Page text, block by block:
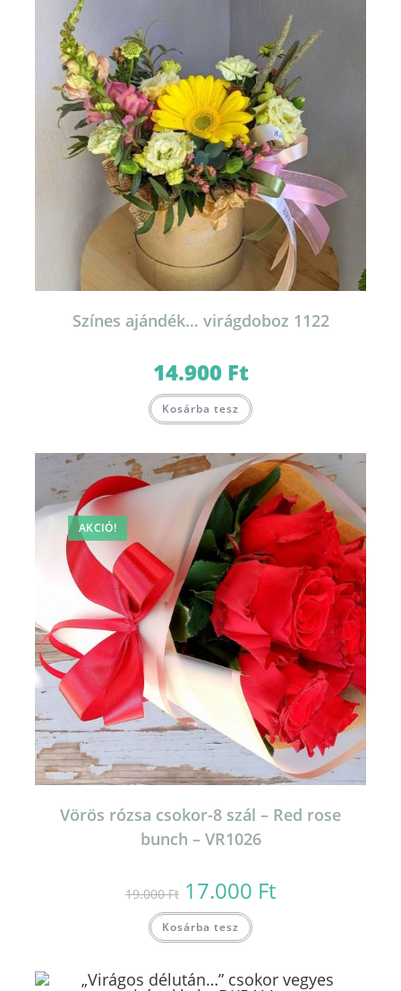
termékoldalon
választhatók
ki
Színes ajándék… virágdoboz 1122
14.900 Ft
Kosárba tesz
AKCIÓ!
Vörös rózsa csokor-8 szál – Red rose
bunch – VR1026
19.000Ft
Original
price
was:
19.000 Ft.
17.000 FtCurrent
price
Kosárba tesz